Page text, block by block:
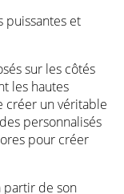
puissantes et
sur les côtés
les hautes
créer un véritable
personnalisés
pour créer
partir de son